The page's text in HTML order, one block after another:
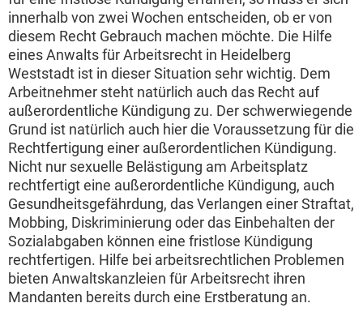
innerhalb von zwei Wochen entscheiden, ob er von
diesem Recht Gebrauch machen möchte. Die Hilfe
eines Anwalts für Arbeitsrecht in Heidelberg
Weststadt ist in dieser Situation sehr wichtig. Dem
Arbeitnehmer steht natürlich auch das Recht auf
außerordentliche Kündigung zu. Der schwerwiegende
Grund ist natürlich auch hier die Voraussetzung für die
Rechtfertigung einer außerordentlichen Kündigung.
Nicht nur sexuelle Belästigung am Arbeitsplatz
rechtfertigt eine außerordentliche Kündigung, auch
Gesundheitsgefährdung, das Verlangen einer Straftat,
Mobbing, Diskriminierung oder das Einbehalten der
Sozialabgaben können eine fristlose Kündigung
rechtfertigen. Hilfe bei arbeitsrechtlichen Problemen
bieten Anwaltskanzleien für Arbeitsrecht ihren
Mandanten bereits durch eine Erstberatung an.